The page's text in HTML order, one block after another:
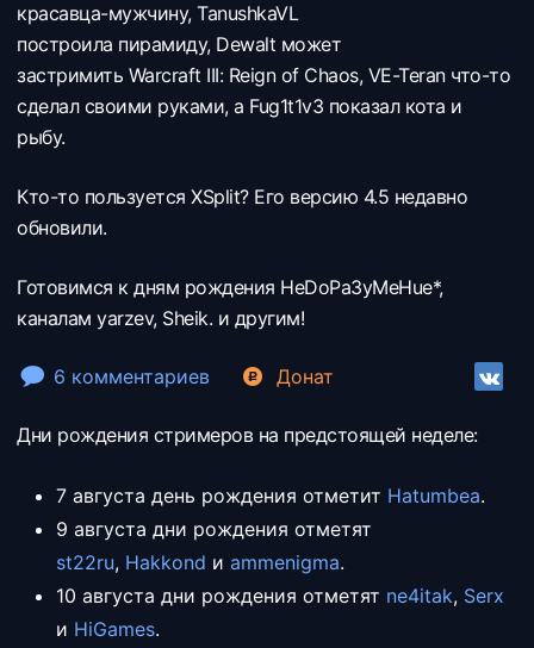
красавца-мужчину, TanushkaVL
построила пирамиду, Dewalt может
застримить Warcraft III: Reign of Chaos, VE-Teran что-то
сделал своими руками, а Fug1t1v3 показал кота и
рыбу.
Кто-то пользуется XSplit? Его версию 4.5 недавно
обновили.
Готовимся к дням рождения HeDoPa3yMeHue*,
каналам yarzev, Sheik. и другим!
6 комментариев Донат
Дни рождения стримеров на предстоящей неделе:
7 августа день рождения отметит Hatumbea.
9 августа дни рождения отметят
st22ru, Hakkond и ammenigma.
10 августа дни рождения отметят ne4itak, Serx
и HiGames.